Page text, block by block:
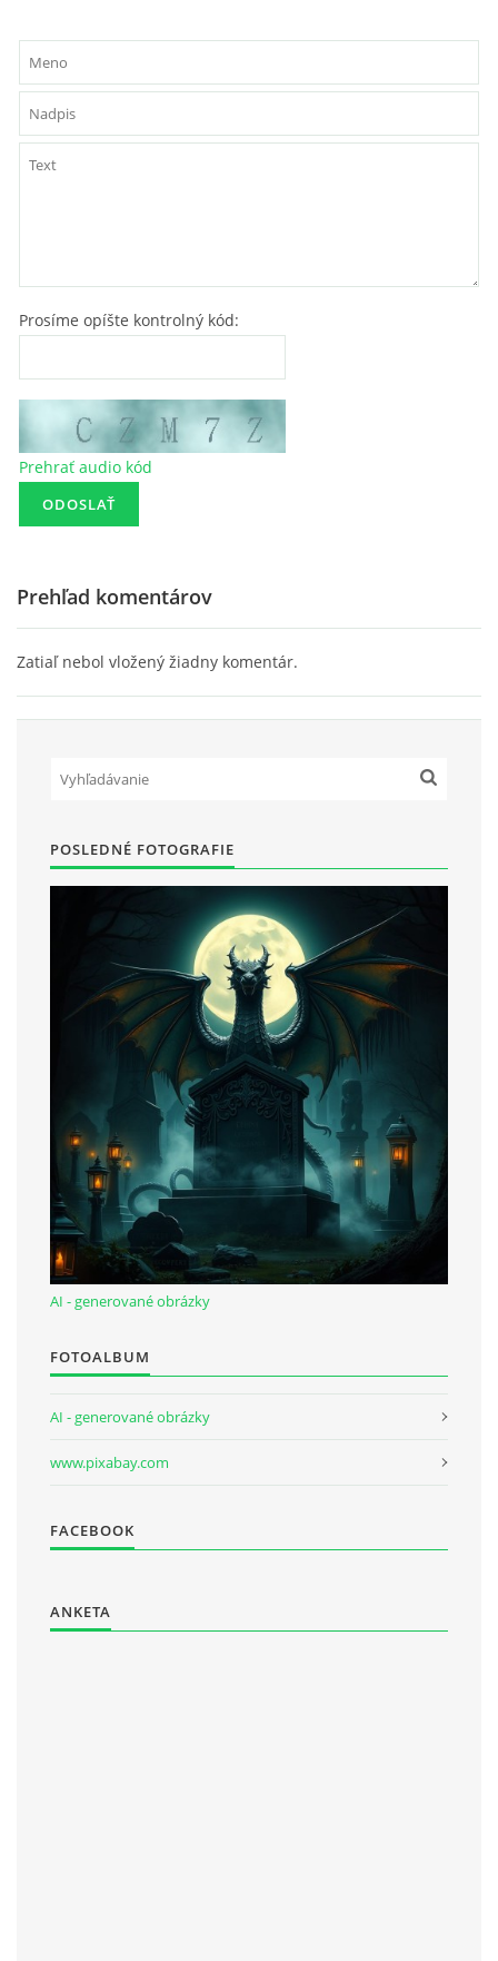
Prosíme opíšte kontrolný kód:
Prehrať audio kód
Prehľad komentárov
Zatiaľ nebol vložený žiadny komentár.
POSLEDNÉ FOTOGRAFIE
AI - generované obrázky
FOTOALBUM
AI - generované obrázky
www.pixabay.com
FACEBOOK
ANKETA